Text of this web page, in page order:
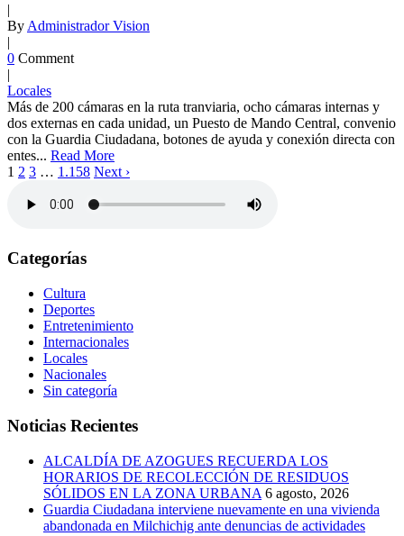
|
By Administrador Vision
|
0 Comment
|
Locales
Más de 200 cámaras en la ruta tranviaria, ocho cámaras internas y
dos externas en cada unidad, un Puesto de Mando Central, convenio
con la Guardia Ciudadana, botones de ayuda y conexión directa con
entes... Read More
1 2 3 … 1.158 Next ›
Categorías
Cultura
Deportes
Entretenimiento
Internacionales
Locales
Nacionales
Sin categoría
Noticias Recientes
ALCALDÍA DE AZOGUES RECUERDA LOS
HORARIOS DE RECOLECCIÓN DE RESIDUOS
SÓLIDOS EN LA ZONA URBANA 6 agosto, 2026
Guardia Ciudadana interviene nuevamente en una vivienda
abandonada en Milchichig ante denuncias de actividades